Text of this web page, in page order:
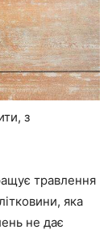
з
травлення
яка
не дає